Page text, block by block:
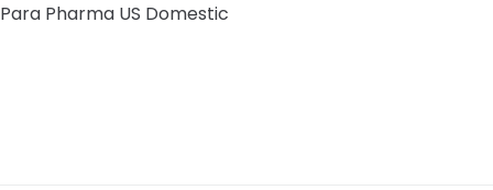
Para Pharma US Domestic